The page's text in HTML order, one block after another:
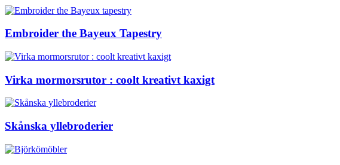
Embroider the Bayeux Tapestry
Virka mormorsrutor : coolt kreativt kaxigt
Skånska yllebroderier